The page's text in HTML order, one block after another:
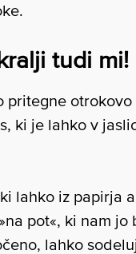
tudi mi!
pritegne
ki je lahko v
lahko iz papirja
pot«, ki nam
lahko